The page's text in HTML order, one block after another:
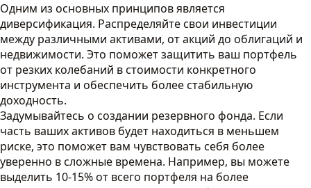
Одним из основных принципов является
диверсификация. Распределяйте свои инвестиции
между различными активами, от акций до облигаций и
недвижимости. Это поможет защитить ваш портфель
от резких колебаний в стоимости конкретного
инструмента и обеспечить более стабильную
доходность.
Задумывайтесь о создании резервного фонда. Если
часть ваших активов будет находиться в меньшем
риске, это поможет вам чувствовать себя более
уверенно в сложные времена. Например, вы можете
выделить 10-15% от всего портфеля на более